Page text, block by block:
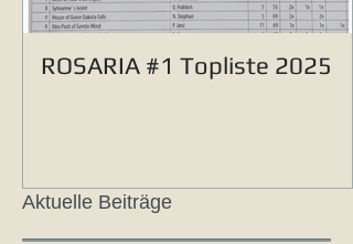
ROSARIA #1 Topliste 2025
Aktuelle Beiträge